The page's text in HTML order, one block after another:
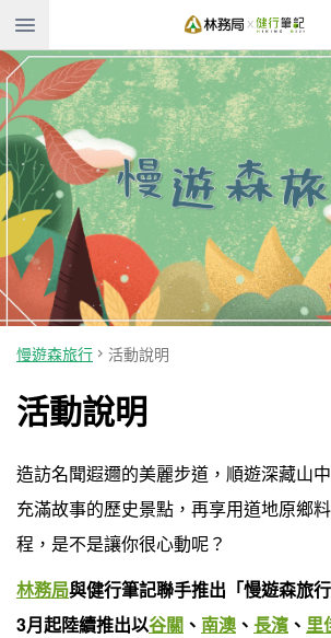
慢遊森旅行 活動說明
活動說明
造訪名聞遐邇的美麗步道，順遊深藏山
充滿故事的歷史景點，再享用道地原鄉
程，是不是讓你很心動呢？
林務局與健行筆記聯手推出「慢遊森旅
3月起陸續推出以谷關 、 南澳 、 長濱 、 里